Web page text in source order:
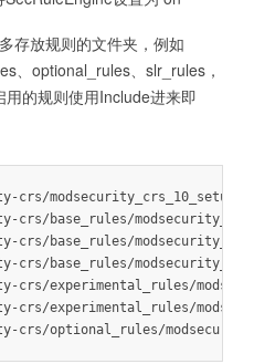
存放规则的文件夹，例如
、optional_rules、slr_rules，
的规则使用Include进来即
crs/
crs/base_rules/
crs/base_rules/
crs/base_rules/
crs/experimental_rules/
crs/experimental_rules/